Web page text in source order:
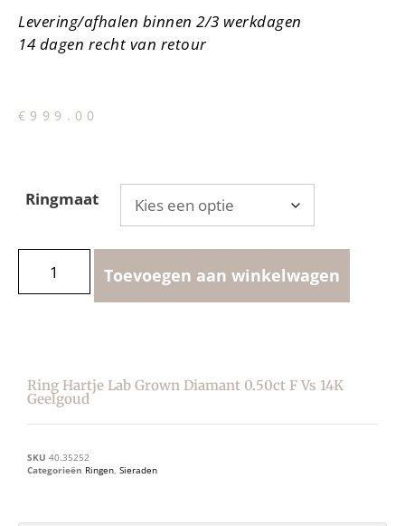
Levering/afhalen binnen 2/3 werkdagen
14 dagen recht van retour
€ 999.00
Ringmaat
Toevoegen aan winkelwagen
Ring Hartje Lab Grown Diamant 0.50ct F Vs 14K
Geelgoud
SKU 40.35252
Categorieën Ringen, Sieraden